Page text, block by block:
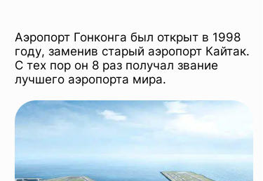
Аэропорт Гонконга был открыт в 1998
году, заменив старый аэропорт Кайтак.
C тех пор он 8 раз получал звание
лучшего аэропорта мира.